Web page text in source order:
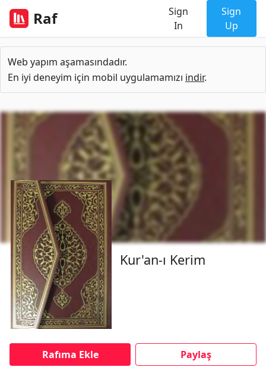
Raf
Sign
In
Sign
Up
Web yapım aşamasındadır.
En iyi deneyim için mobil uygulamamızı indir.
Kur'an-ı Kerim
Rafıma Ekle Paylaş